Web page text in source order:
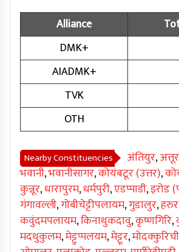
Alliance
DMK+
AIADMK+
TVK
OTH
Nearby Constituencies अंतियुर,अत्तूर
भवानी,भवानीसागर,कोयंबटूर (उत्तर),
कुन्नूर,धारापुरम,धर्मपुरी,एडप्पाडी,इरोड
गंगावल्ली,गोबीचेट्टीपलायम,गुडालुर,हरुर
कवुंदमपलायम,किनाथुकदावु,कृष्णगिरि,
मदथुकुलम,मेट्टुप्पलयम,मेट्टूर,मोदक्कुरिची